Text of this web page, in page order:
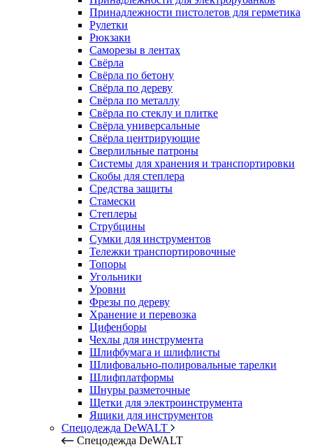
Принадлежности пистолетов для герметика
Рулетки
Рюкзаки
Саморезы в лентах
Свёрла
Свёрла по бетону
Свёрла по дереву
Свёрла по металлу
Свёрла по стеклу и плитке
Свёрла универсальные
Свёрла центрирующие
Сверлильные патроны
Системы для хранения и транспортировки
Скобы для степлера
Средства защиты
Стамески
Степлеры
Струбцины
Сумки для инструментов
Тележки транспортировочные
Топоры
Угольники
Уровни
Фрезы по дереву
Хранение и перевозка
Цифенборы
Чехлы для инструмента
Шлифбумага и шлифлисты
Шлифовально-полировальные тарелки
Шлифплатформы
Шнуры разметочные
Щетки для электроинструмента
Ящики для инструментов
Спецодежда DeWALT
Спецодежда DeWALT